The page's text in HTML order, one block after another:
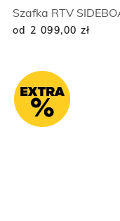
Szafka RTV
od 2 099,00 zł